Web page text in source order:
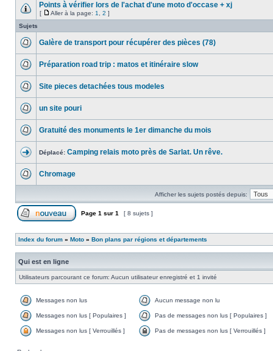
Points à vérifier lors de l'achat d'une moto d'occase + xj
[ Aller à la page: 1 2 ]
Sujets
Galère de transport pour récupérer des pièces (78)
Préparation road trip : matos et itinéraire slow
Site pieces detachées tous modeles
un site pouri
Gratuité des monuments le 1er dimanche du mois
Déplacé: Camping relais moto près de Sarlat. Un rêve.
Chromage
Afficher les sujets postés depuis:
Page 1 sur 1 [ 8 sujets ]
Index du forum » Moto » Bon plans par régions et départements
Qui est en ligne
Utilisateurs parcourant ce forum: Aucun utilisateur enregistré et 1 invité
Messages non lus Aucun message non lu
Messages non lus [ Populaires ] Pas de messages non lus [ Populaires ]
Messages non lus [ Verrouillés ] Pas de messages non lus [ Verrouillés ]